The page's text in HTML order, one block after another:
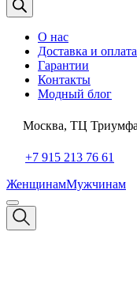
О нас
Доставка и оплата
Гарантии
Контакты
Модный блог
Москва, ТЦ
+7 915 213 76 61
ЖенщинамМужчинам